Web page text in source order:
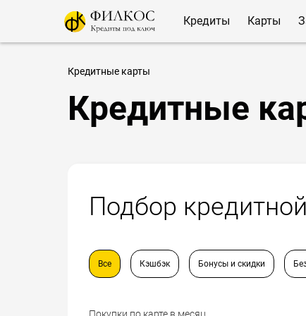
Кредиты Карты
Кредитные карты
Кредитные
Подбор
Все Кэшбэк Бонусы и скидки